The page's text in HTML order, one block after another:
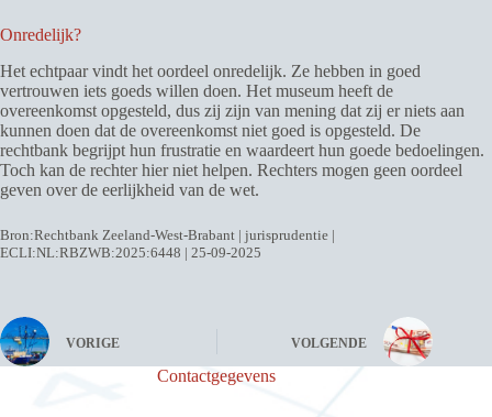
Onredelijk?
Het echtpaar vindt het oordeel onredelijk. Ze hebben in goed
vertrouwen iets goeds willen doen. Het museum heeft de
overeenkomst opgesteld, dus zij zijn van mening dat zij er niets aan
kunnen doen dat de overeenkomst niet goed is opgesteld. De
rechtbank begrijpt hun frustratie en waardeert hun goede bedoelingen.
Toch kan de rechter hier niet helpen. Rechters mogen geen oordeel
geven over de eerlijkheid van de wet.
Bron:Rechtbank Zeeland-West-Brabant | jurisprudentie |
ECLI:NL:RBZWB:2025:6448 | 25-09-2025
VORIGE VOLGENDE
Contactgegevens